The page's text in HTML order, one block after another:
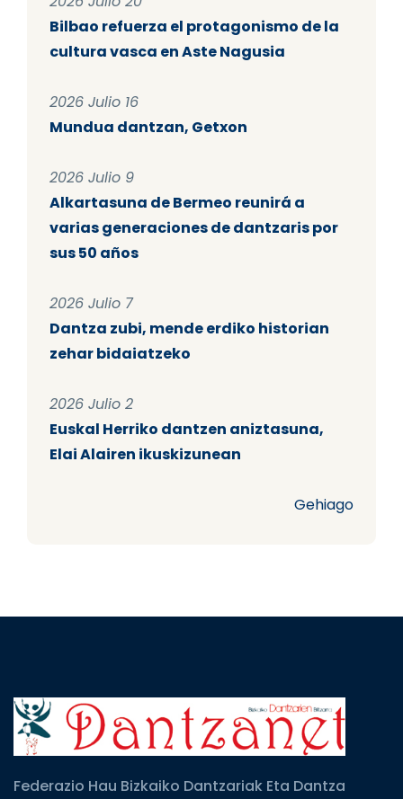
Bilbao refuerza el protagonismo de la
cultura vasca en Aste Nagusia
2026 Julio 16
Mundua dantzan, Getxon
2026 Julio 9
Alkartasuna de Bermeo reunirá a
varias generaciones de dantzaris por
sus 50 años
2026 Julio 7
Dantza zubi, mende erdiko historian
zehar bidaiatzeko
2026 Julio 2
Euskal Herriko dantzen aniztasuna,
Elai Alairen ikuskizunean
Gehiago
Federazio Hau Bizkaiko Dantzariak Eta Dantza